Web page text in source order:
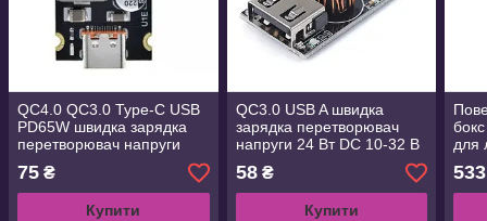
QC4.0 QC3.0 Type-C USB
PD65W швидка зарядка
перетворювач напруги
DC8-32V 3.25A 65W
75 ₴
Купити
QC3.0 USB A швидка
зарядка перетворювач
напруги 24 Вт DC 10-32 В
5 В
58₴
Купити
для
533